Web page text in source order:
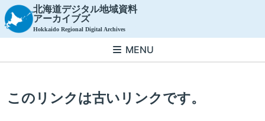
北海道デジタル地域資料
アーカイブズ
Hokkaido Regional Digital Archives
MENU
このリンクは古いリンクです。